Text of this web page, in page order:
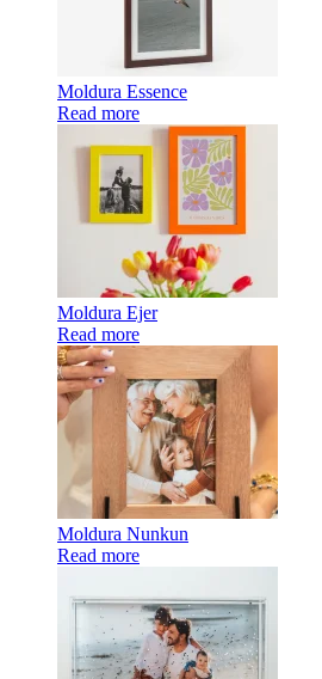
Moldura Essence
Read more
Moldura Ejer
Read more
Moldura Nunkun
Read more